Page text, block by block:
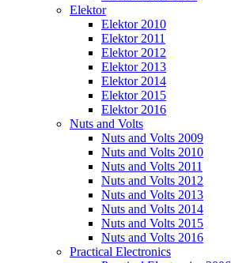
Elektor
Elektor 2010
Elektor 2011
Elektor 2012
Elektor 2013
Elektor 2014
Elektor 2015
Elektor 2016
Nuts and Volts
Nuts and Volts 2009
Nuts and Volts 2010
Nuts and Volts 2011
Nuts and Volts 2012
Nuts and Volts 2013
Nuts and Volts 2014
Nuts and Volts 2015
Nuts and Volts 2016
Practical Electronics